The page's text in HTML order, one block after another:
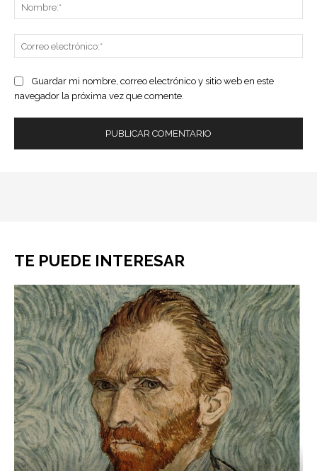
Guardar mi nombre, correo electrónico y sitio web en este
navegador la próxima vez que comente.
TE PUEDE INTERESAR